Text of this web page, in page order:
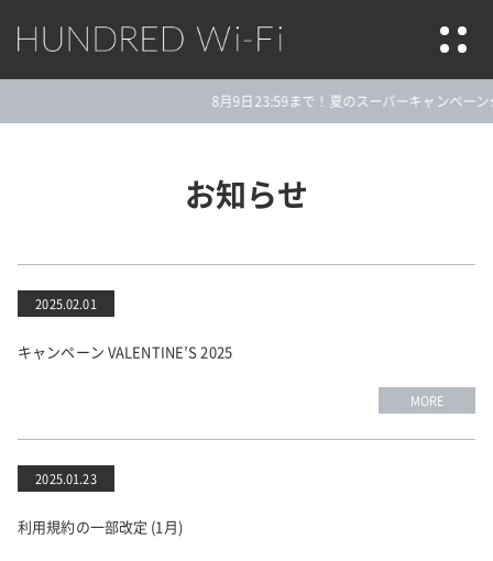
HUNDRED Wi-Fi
8月9日23:59まで！夏のスーパーキャンペーン
お知らせ
2025.02.01
キャンペーン VALENTINE’S 2025
MORE
2025.01.23
利用規約の一部改定 (1月)